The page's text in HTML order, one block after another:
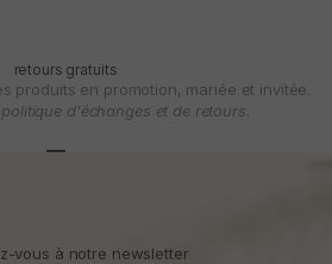
retours gratuits
produits en promotion, mariée et invitée.
politique d'échanges et de retours.
vous à notre newsletter